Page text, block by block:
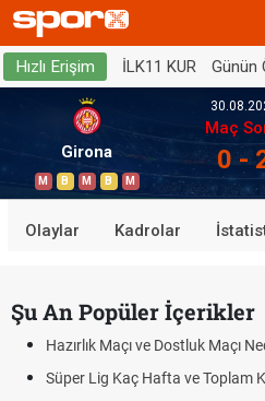
Hızlı Erişim İLK11 KUR Günün
Girona
M B M B M
Maç
0 -
Olaylar Kadrolar
Şu An Popüler İçerikler
Hazırlık Maçı ve Dostluk Maçı
Süper Lig Kaç Hafta ve Toplam